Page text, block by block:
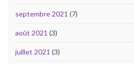
septembre 2021 (7)
août 2021 (3)
juillet 2021 (3)